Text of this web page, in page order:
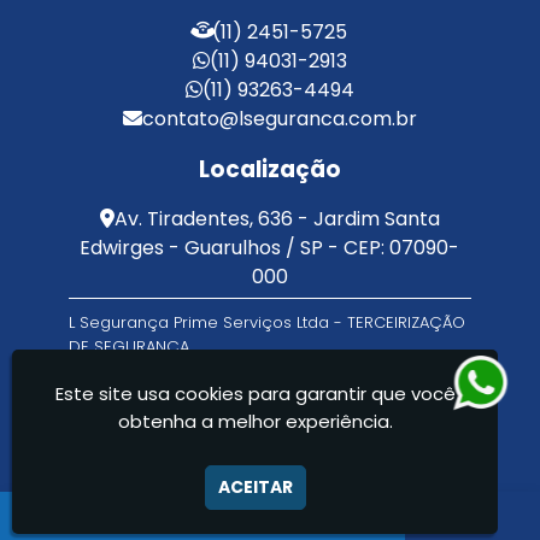
Terceirização de Facilities
Terceirização de Portaria
Zeladoria de Condomínios
(11) 2451-5725
(11) 94031-2913
(11) 93263-4494
contato@lseguranca.com.br
Localização
Av. Tiradentes, 636 - Jardim Santa
Edwirges - Guarulhos / SP - CEP: 07090-
000
L Segurança Prime Serviços Ltda - TERCEIRIZAÇÃO
DE SEGURANÇA
Este site usa cookies para garantir que você
obtenha a melhor experiência.
ACEITAR